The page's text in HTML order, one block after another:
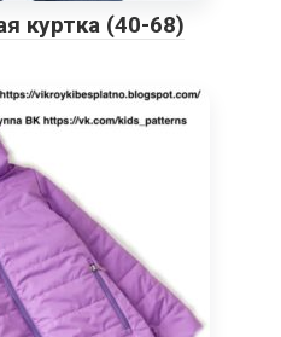
куртка (40-68)